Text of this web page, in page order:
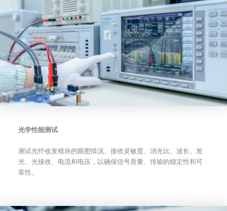
光学性能测试
测试光纤收发模块的眼图情况、接收灵敏度、消光比、波长、发
光、光接收、电流和电压，以确保信号质量、传输的稳定性和可
靠性。